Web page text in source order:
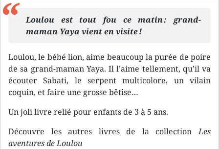
Loulou est tout fou ce matin : grand-
maman Yaya vient en visite !
Loulou, le bébé lion, aime beaucoup la purée de poire
de sa grand-maman Yaya. Il l’aime tellement, qu’il va
écouter Sabati, le serpent multicolore, un vilain
coquin, et faire une grosse bêtise…
Un joli livre relié pour enfants de 3 à 5 ans.
Découvre les autres livres de la collectionLes
aventures de Loulou